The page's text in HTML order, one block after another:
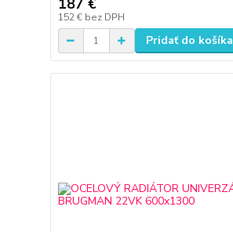
187 €
152 € bez DPH
Pridať do košíka